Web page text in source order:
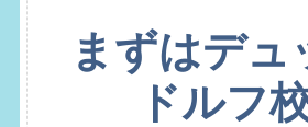
まずはデュ
ドルフ